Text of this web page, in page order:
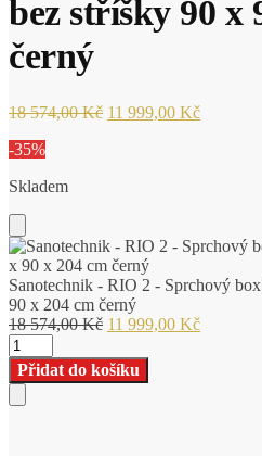
bez stříšky 90 x
černý
18 574,00Kč Původní
11 999,00 KčAktuální
-35%
Skladem
Add
to
Cart
Sanotechnik - RIO 2 - Sprchový
90 x 204 cm černý
18 574,00Kč Původní
byla:
18
11 999,00 KčAktuální
Sanotechnik
-
RIO
2
Přidat do košíku